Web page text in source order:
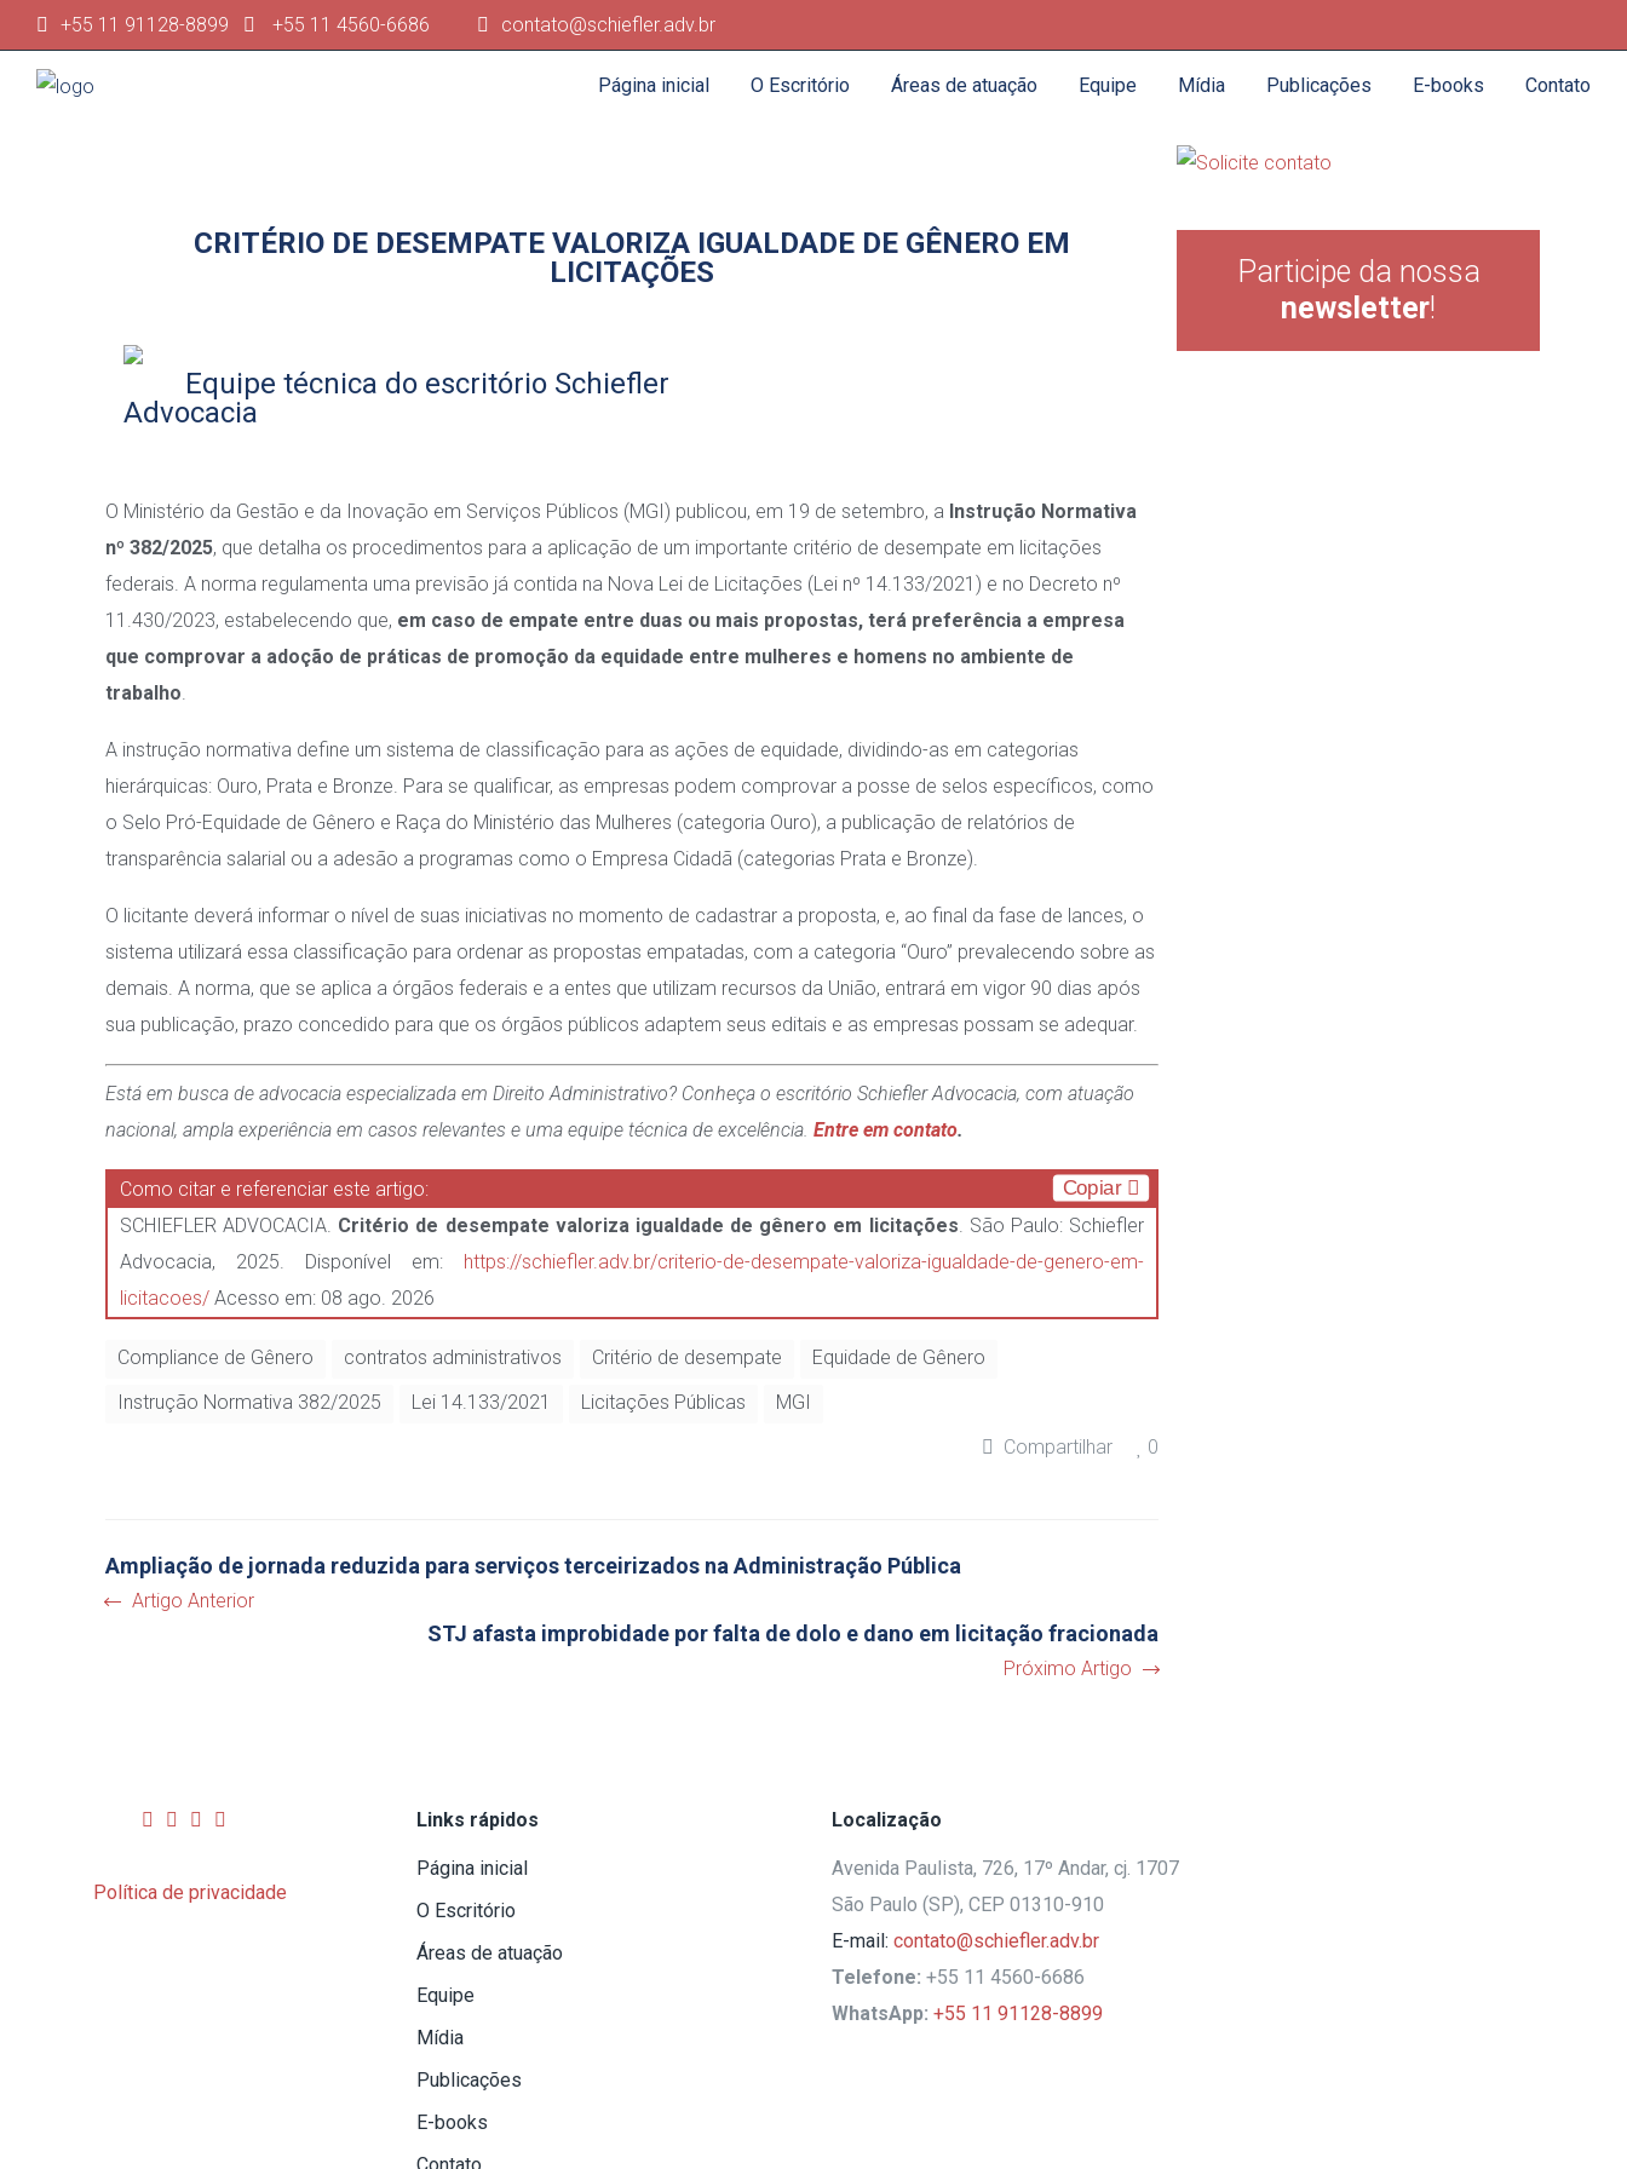
+55 11 91128-8899 +55 11 4560-6686 contato@schiefler.adv.br
Página inicial O Escritório Áreas de atuação Equipe Mídia Publicações E-books Contato
CRITÉRIO DE DESEMPATE VALORIZA IGUALDADE DE GÊNERO EM
LICITAÇÕES
Equipe técnica do escritório Schiefler
Advocacia
O Ministério da Gestão e da Inovação em Serviços Públicos (MGI) publicou, em 19 de setembro, a Instrução Normativa
nº 382/2025, que detalha os procedimentos para a aplicação de um importante critério de desempate em licitações
federais. A norma regulamenta uma previsão já contida na Nova Lei de Licitações (Lei nº 14.133/2021) e no Decreto nº
11.430/2023, estabelecendo que, em caso de empate entre duas ou mais propostas, terá preferência a empresa
que comprovar a adoção de práticas de promoção da equidade entre mulheres e homens no ambiente de
trabalho.
A instrução normativa define um sistema de classificação para as ações de equidade, dividindo-as em categorias
hierárquicas: Ouro, Prata e Bronze. Para se qualificar, as empresas podem comprovar a posse de selos específicos, como
o Selo Pró-Equidade de Gênero e Raça do Ministério das Mulheres (categoria Ouro), a publicação de relatórios de
transparência salarial ou a adesão a programas como o Empresa Cidadã (categorias Prata e Bronze).
O licitante deverá informar o nível de suas iniciativas no momento de cadastrar a proposta, e, ao final da fase de lances, o
sistema utilizará essa classificação para ordenar as propostas empatadas, com a categoria “Ouro” prevalecendo sobre as
demais. A norma, que se aplica a órgãos federais e a entes que utilizam recursos da União, entrará em vigor 90 dias após
sua publicação, prazo concedido para que os órgãos públicos adaptem seus editais e as empresas possam se adequar.
Está em busca de advocacia especializada em Direito Administrativo? Conheça o escritório Schiefler Advocacia, com atuação
nacional, ampla experiência em casos relevantes e uma equipe técnica de excelência. Entre em contato.
Como citar e referenciar este artigo: Copiar
SCHIEFLER ADVOCACIA. Critério de desempate valoriza igualdade de gênero em licitações. São Paulo: Schiefler
Advocacia, 2025. Disponível em: https://schiefler.adv.br/criterio-de-desempate-valoriza-igualdade-de-genero-em-
licitacoes/ Acesso em: 08 ago. 2026
Compliance de Gênero contratos administrativos Critério de desempate
Equidade de Gênero
Instrução Normativa 382/2025
Lei 14.133/2021 Licitações Públicas
MGI
Compartilhar
0
Ampliação de jornada reduzida para serviços terceirizados na Administração Pública
Artigo Anterior
STJ afasta improbidade por falta de dolo e dano em licitação fracionada
Próximo Artigo
Participe da nossa
newsletter!
Política de privacidade
Links rápidos
Página inicial
O Escritório
Áreas de atuação
Equipe
Mídia
Publicações
E-books
Localização
Avenida Paulista, 726, 17º Andar, cj. 1707
São Paulo (SP), CEP 01310-910
E-mail: contato@schiefler.adv.br
Telefone: +55 11 4560-6686
WhatsApp: +55 11 91128-8899